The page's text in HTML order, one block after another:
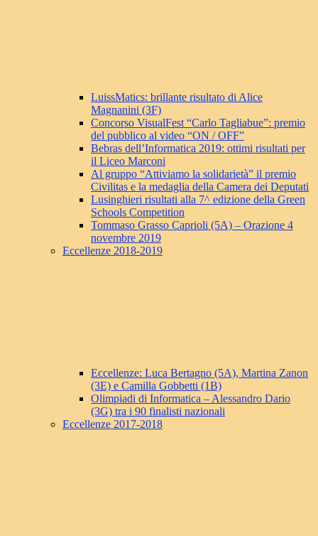
LuissMatics: brillante risultato di Alice
Magnanini (3F)
Concorso VisualFest “Carlo Tagliabue”: premio
del pubblico al video “ON / OFF”
Bebras dell’Informatica 2019: ottimi risultati per
il Liceo Marconi
Al gruppo “Attiviamo la solidarietà” il premio
Civilitas e la medaglia della Camera dei Deputati
Lusinghieri risultati alla 7^ edizione della Green
Schools Competition
Tommaso Grasso Caprioli (5A) – Orazione 4
novembre 2019
Eccellenze 2018-2019
Eccellenze: Luca Bertagno (5A), Martina Zanon
(3E) e Camilla Gobbetti (1B)
Olimpiadi di Informatica – Alessandro Dario
(3G) tra i 90 finalisti nazionali
Eccellenze 2017-2018